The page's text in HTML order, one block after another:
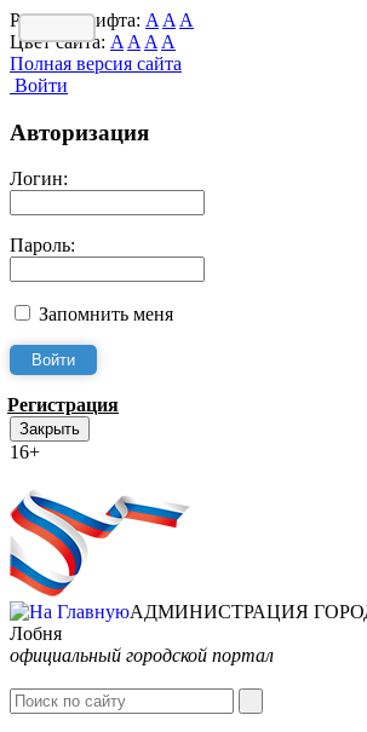
Размер шрифта: A A A
Цвет сайта: A A A A
Полная версия сайта
Войти
Авторизация
Логин:
Пароль:
Запомнить меня
Регистрация
Закрыть
16+
АДМИНИСТРАЦИЯ
Лобня
официальный городской портал